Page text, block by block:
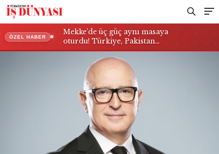
ÖZEL HABER
Mekke’de üç güç aynı masaya
oturdu! Türkiye, Pakistan…